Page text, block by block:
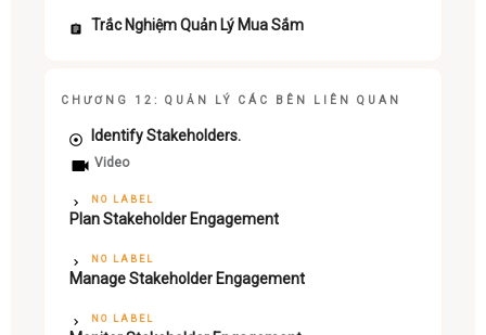
Trắc Nghiệm Quản Lý Mua Sắm
CHƯƠNG 12: QUẢN LÝ CÁC BÊN LIÊN QUAN
Identify Stakeholders.
Video
NO LABEL
Plan Stakeholder Engagement
NO LABEL
Manage Stakeholder Engagement
NO LABEL